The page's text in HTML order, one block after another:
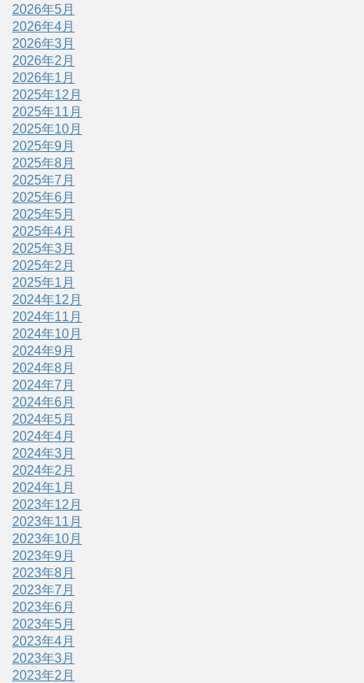
2026年5月
2026年4月
2026年3月
2026年2月
2026年1月
2025年12月
2025年11月
2025年10月
2025年9月
2025年8月
2025年7月
2025年6月
2025年5月
2025年4月
2025年3月
2025年2月
2025年1月
2024年12月
2024年11月
2024年10月
2024年9月
2024年8月
2024年7月
2024年6月
2024年5月
2024年4月
2024年3月
2024年2月
2024年1月
2023年12月
2023年11月
2023年10月
2023年9月
2023年8月
2023年7月
2023年6月
2023年5月
2023年4月
2023年3月
2023年2月